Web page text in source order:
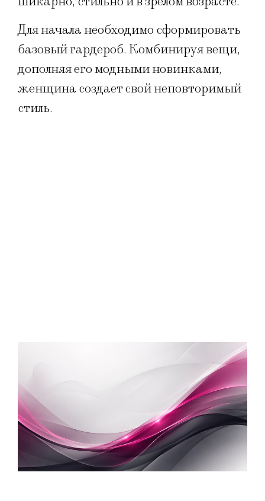
Для начала необходимо сформировать
базовый гардероб. Комбинируя вещи,
дополняя его модными новинками,
женщина создает свой неповторимый
стиль.